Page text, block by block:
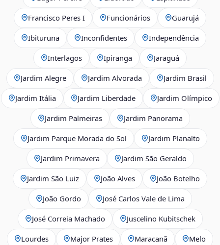
Francisco Peres I Funcionários Guarujá
Ibituruna Inconfidentes Independência
Interlagos Ipiranga Jaraguá
Jardim Alegre Jardim Alvorada Jardim Brasil
Jardim Itália Jardim Liberdade Jardim Olímpico
Jardim Palmeiras Jardim Panorama
Jardim Parque Morada do Sol Jardim Planalto
Jardim Primavera Jardim São Geraldo
Jardim São Luiz João Alves João Botelho
João Gordo José Carlos Vale de Lima
José Correia Machado Juscelino Kubitschek
Lourdes Major Prates Maracanã Melo